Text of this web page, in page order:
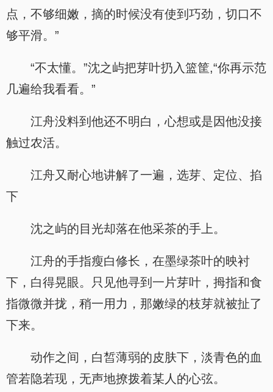
点，不够细嫩，摘的时候没有使到巧劲，切口不
够平滑。”
“不太懂。”沈之屿把芽叶扔入篮筐,“你再示范
几遍给我看看。”
江舟没料到他还不明白，心想或是因他没接
触过农活。
江舟又耐心地讲解了一遍，选芽、定位、掐
下
沈之屿的目光却落在他采茶的手上。
江舟的手指瘦白修长，在墨绿茶叶的映衬
下，白得晃眼。只见他寻到一片芽叶，拇指和食
指微微并拢，稍一用力，那嫩绿的枝芽就被扯了
下来。
动作之间，白皙薄弱的皮肤下，淡青色的血
管若隐若现，无声地撩拨着某人的心弦。